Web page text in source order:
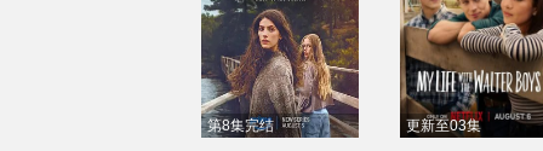
Chris,Myers，梅利莎·
维亚，比安卡·努加拉
利安·奥沙利文，巴布
奥卢桑莫昆，帕顿·奥
尔特
第8集完结 更新至03集